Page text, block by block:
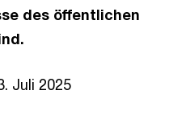
des öffentlichen
Juli 2025